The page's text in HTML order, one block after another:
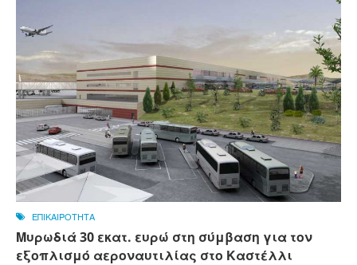
ΕΠΙΚΑΙΡΟΤΗΤΑ
Μυρωδιά 30 εκατ. ευρώ στη σύμβαση για τον
εξοπλισμό αεροναυτιλίας στο Καστέλλι